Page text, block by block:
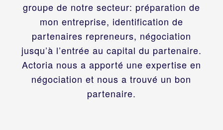
groupe de notre secteur: préparation de
mon entreprise, identification de
partenaires repreneurs, négociation
jusqu’à l’entrée au capital du partenaire.
Actoria nous a apporté une expertise en
négociation et nous a trouvé un bon
partenaire.